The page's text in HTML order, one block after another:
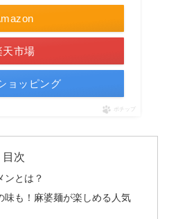
天市場
ョッピング
ポチップ
目次
ンとは？
味も！麻婆麺が楽しめる人気